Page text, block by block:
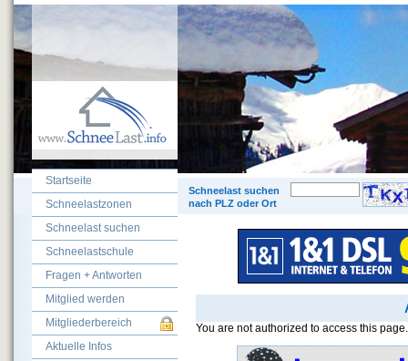
You are not authorized to access this page.
Schneelast suchen
nach PLZ oder Ort
Startseite
Schneelastzonen
Schneelast suchen
Schneelastschule
Fragen + Antworten
Mitglied werden
Mitgliederbereich
Aktuelle Infos
©